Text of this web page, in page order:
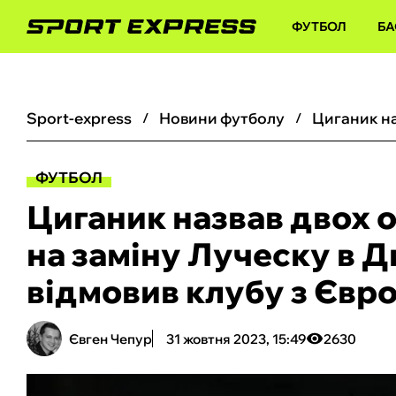
ФУТБОЛ
sport-express новини футболу
ФУТБОЛ
Циганик назвав двох
на заміну Луческу в
відмовив клубу з
Євген Чепур 31 жовтня 2023, 15:49 2630